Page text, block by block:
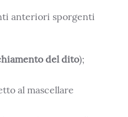
anteriori sporgenti
del dito);
al mascellare